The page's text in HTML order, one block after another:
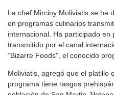
La chef Mirciny Moliviatis se ha
en programas culinarios
internacional. Ha participado en
transmitido por el canal
“Bizarre Foods”, el conocido
Moliviatis, agregó que el platillo
programa tiene rasgos